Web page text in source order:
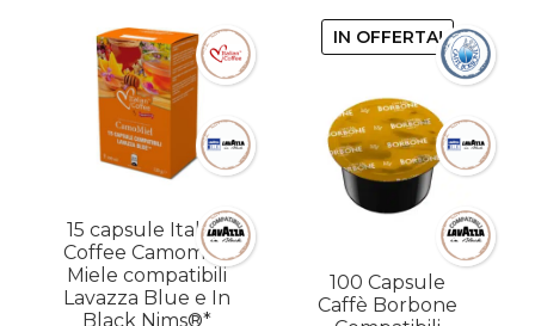
15 capsule Italian
Coffee Camomilla
Miele compatibili
Lavazza Blue e In
Black Nims®*
IN OFFERTA!
100 Capsule
Caffè Borbone